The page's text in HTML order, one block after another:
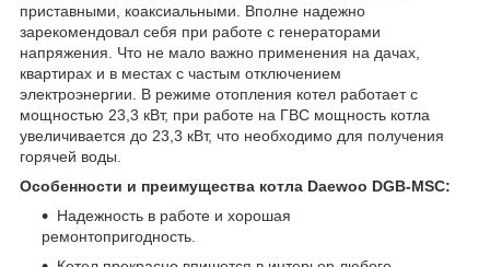
приставными, коаксиальными. Вполне надежно
зарекомендовал себя при работе с генераторами
напряжения. Что не мало важно применения на дачах,
квартирах и в местах с частым отключением
электроэнергии. В режиме отопления котел работает с
мощностью 23,3 кВт, при работе на ГВС мощность котла
увеличивается до 23,3 кВт, что необходимо для получения
горячей воды.
Особенности и преимущества котла Daewoo DGB-MSC:
Надежность в работе и хорошая
ремонтопригодность.